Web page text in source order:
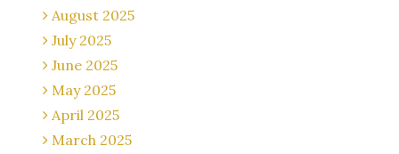
August 2025
July 2025
June 2025
May 2025
April 2025
March 2025